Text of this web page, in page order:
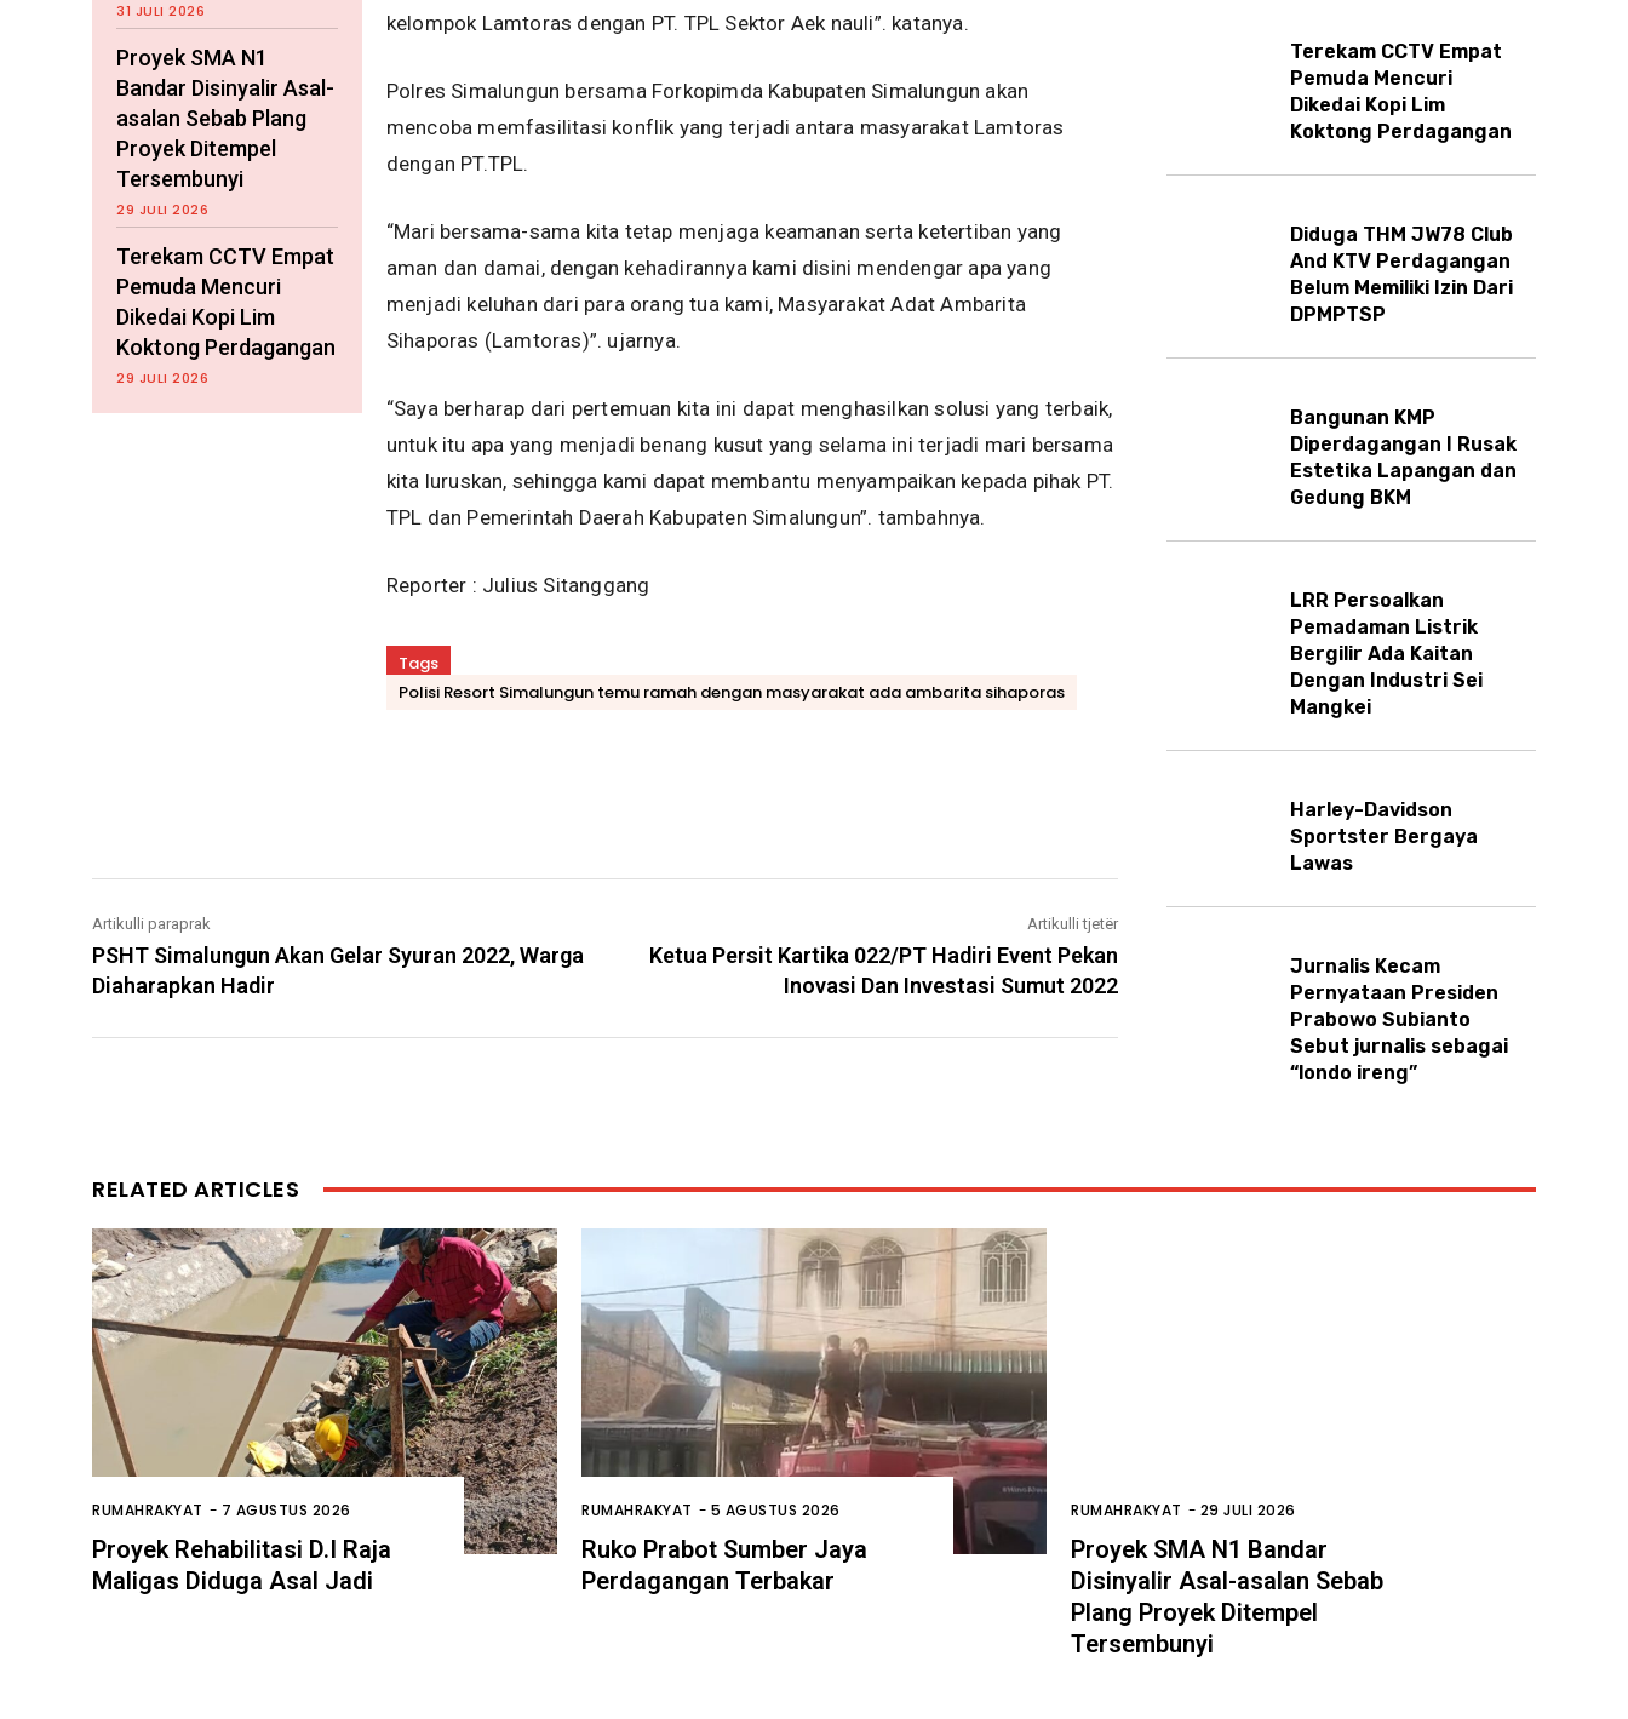
31 JULI 2026
Proyek SMA N1
Bandar Disinyalir Asal-
asalan Sebab Plang
Proyek Ditempel
Tersembunyi
29 JULI 2026
Terekam CCTV Empat
Pemuda Mencuri
Dikedai Kopi Lim
Koktong Perdagangan
29 JULI 2026
kelompok Lamtoras dengan PT. TPL Sektor Aek nauli”. katanya.
Polres Simalungun bersama Forkopimda Kabupaten Simalungun akan
mencoba memfasilitasi konflik yang terjadi antara masyarakat Lamtoras
dengan PT.TPL.
“Mari bersama-sama kita tetap menjaga keamanan serta ketertiban yang
aman dan damai, dengan kehadirannya kami disini mendengar apa yang
menjadi keluhan dari para orang tua kami, Masyarakat Adat Ambarita
Sihaporas (Lamtoras)”. ujarnya.
“Saya berharap dari pertemuan kita ini dapat menghasilkan solusi yang terbaik,
untuk itu apa yang menjadi benang kusut yang selama ini terjadi mari bersama
kita luruskan, sehingga kami dapat membantu menyampaikan kepada pihak PT.
TPL dan Pemerintah Daerah Kabupaten Simalungun”. tambahnya.
Reporter : Julius Sitanggang
Tags
Polisi Resort Simalungun temu ramah dengan masyarakat ada ambarita sihaporas
Artikulli paraprak
PSHT Simalungun Akan Gelar Syuran 2022, Warga
Diaharapkan Hadir
Artikulli tjetër
Ketua Persit Kartika 022/PT Hadiri Event Pekan
Inovasi Dan Investasi Sumut 2022
Terekam CCTV Empat
Pemuda Mencuri
Dikedai Kopi Lim
Koktong Perdagangan
Diduga THM JW78 Club
And KTV Perdagangan
Belum Memiliki Izin Dari
DPMPTSP
Bangunan KMP
Diperdagangan I Rusak
Estetika Lapangan dan
Gedung BKM
LRR Persoalkan
Pemadaman Listrik
Bergilir Ada Kaitan
Dengan Industri Sei
Mangkei
Harley-Davidson
Sportster Bergaya
Lawas
Jurnalis Kecam
Pernyataan Presiden
Prabowo Subianto
Sebut jurnalis sebagai
“londo ireng”
RELATED ARTICLES
RUMAHRAKYAT - 7 AGUSTUS 2026
Proyek Rehabilitasi D.I Raja
Maligas Diduga Asal Jadi
RUMAHRAKYAT - 5 AGUSTUS 2026
Ruko Prabot Sumber Jaya
Perdagangan Terbakar
RUMAHRAKYAT - 29 JULI 2026
Proyek SMA N1 Bandar
Disinyalir Asal-asalan Sebab
Plang Proyek Ditempel
Tersembunyi